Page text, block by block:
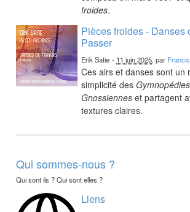
froides.
Pièces froides - Danses
Passer
Erik Satie - 11 juin 2025, par Francis
Ces airs et danses sont un
simplicité desGymnopédies
Gnossiennes et partagent
textures claires.
Qui sommes-nous ?
Qui sont ils ? Qui sont elles ?
Liens